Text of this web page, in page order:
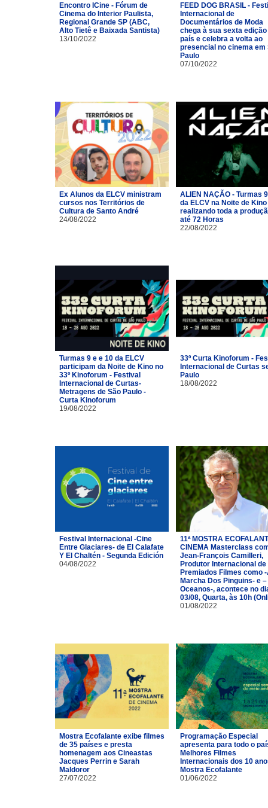
Encontro ICine - Fórum de
Cinema do Interior Paulista,
Regional Grande SP (ABC,
Alto Tietê e Baixada Santista)
13/10/2022
FEED DOG BRASIL -
Internacional de
Documentários de Moda
chega à sua sexta edição
país e celebra a volta ao
presencial no cinema em
Paulo
07/10/2022
Ex Alunos da ELCV ministram
cursos nos Territórios de
Cultura de Santo André
24/08/2022
ALIEN NAÇÃO - Turmas
da ELCV na Noite de Kino
realizando toda a
até 72 Horas
22/08/2022
Turmas 9 e e 10 da ELCV
participam da Noite de Kino no
33º Kinoforum - Festival
Internacional de Curtas-
Metragens de São Paulo -
Curta Kinoforum
19/08/2022
33º Curta Kinoforum -
Internacional de Curtas
Paulo
18/08/2022
Festival Internacional -Cine
Entre Glaciares- de El Calafate
Y El Chaltén - Segunda Edición
04/08/2022
11ª MOSTRA
CINEMA Masterclass
Jean-François Camilleri,
Produtor Internacional de
Premiados Filmes como
Marcha Dos Pinguins- e –
Oceanos-, acontece no
03/08, Quarta, às 10h
01/08/2022
Mostra Ecofalante exibe filmes
de 35 países e presta
homenagem aos Cineastas
Jacques Perrin e Sarah
Maldoror
27/07/2022
Programação Especial
apresenta para todo o
Melhores Filmes
Internacionais dos 10
Mostra Ecofalante
01/06/2022